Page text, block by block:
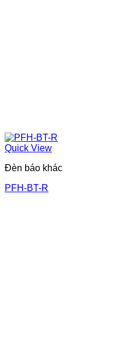
Quick View
Đèn báo khác
PFH-BT-R